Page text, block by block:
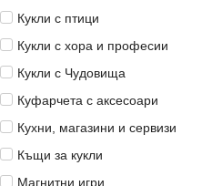
Кукли с птици
Кукли с хора и професии
Кукли с Чудовища
Куфарчета с аксесоари
Кухни, магазини и сервизи
Къщи за кукли
Магнитни игри